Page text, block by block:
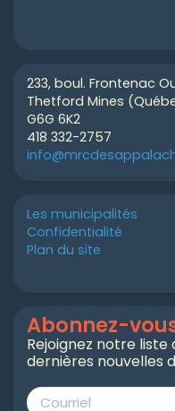
233, boul. Frontenac
Thetford Mines
G6G 6K2
418 332-2757
Les municipalités
Confidentialité
Plan du site
Abonnez-
Rejoignez notre
dernières nouvelles